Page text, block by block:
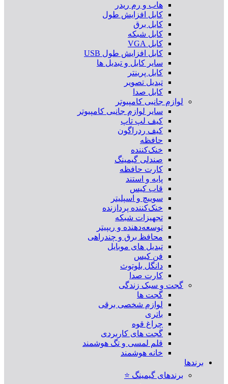
هاب و رم ریدر
کابل افزایش طول
کابل برق
کابل شبکه
کابل VGA
کابل افزایش طول USB
سایر کابل و تبدیل ها
کابل پرینتر
تبدیل تصویر
کابل صدا
لوازم جانبی کامپیوتر
سایر لوازم جانبی کامپیوتر
کیف لپ تاپ
کیف ردراگون
حافظه
خنک‌کننده
صندلی گیمینگ
کارت حافظه
پایه و استند
قاب کیس
سوییچ و اسپلیتر
خنک‌کننده پردازنده
تجهیزات شبکه
توسعه‌دهنده و ریپیتر
محافظ برق و چندراهی
تبدیل های موبایل
فن کیس
دانگل بلوتوث
کارت صدا
گجت و سبک زندگی
گجت ها
لوازم شخصی برقی
باتری
چراغ قوه
گجت های کاربردی
قلم لمسی و تگ هوشمند
خانه هوشمند
برندها
برندهای گیمینگ ⭐